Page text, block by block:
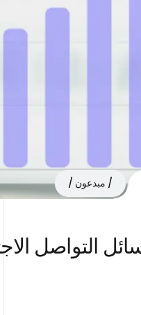
مبدعون
التواصل